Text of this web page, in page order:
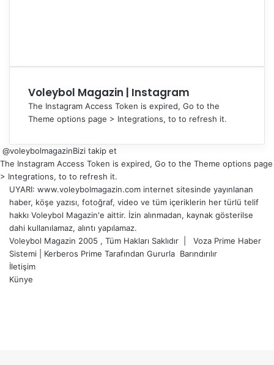
Voleybol Magazin | Instagram
The Instagram Access Token is expired, Go to the
Theme options page > Integrations, to to refresh it.
@voleybolmagazinBizi takip et
The Instagram Access Token is expired, Go to the Theme options page
> Integrations, to to refresh it.
UYARI: www.voleybolmagazin.com internet sitesinde yayınlanan
haber, köşe yazısı, fotoğraf, video ve tüm içeriklerin her türlü telif
hakkı Voleybol Magazin'e aittir. İzin alınmadan, kaynak gösterilse
dahi kullanılamaz, alıntı yapılamaz.
Voleybol Magazin 2005 , Tüm Hakları Saklıdır | Voza Prime Haber
Sistemi
Kerberos Prime Tarafından Gururla Barındırılır
İletişim
Künye